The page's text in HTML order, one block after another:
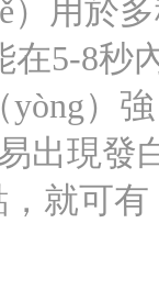
）用於
5-8秒
）
出現
就可